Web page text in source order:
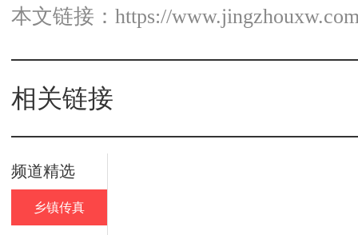
本文链接： https://
相关链接
频道精选
乡镇传真